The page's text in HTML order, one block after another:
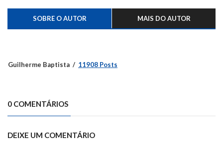
SOBRE O AUTOR MAIS DO AUTOR
Guilherme Baptista 11908 Posts
0 COMENTÁRIOS
DEIXE UM COMENTÁRIO